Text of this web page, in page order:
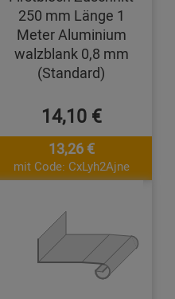
250 mm Länge 1
Meter Aluminium
walzblank 0,8 mm
(Standard)
14,10 €
13,26 €
mit Code: CxLyh2Ajne